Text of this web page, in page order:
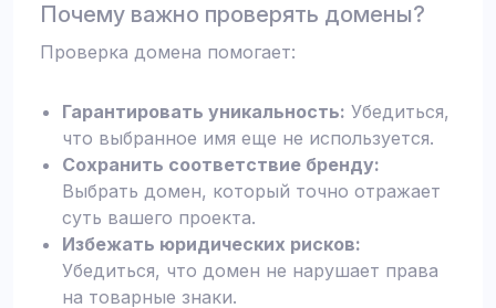
Почему важно проверять домены?
Проверка домена помогает:
Гарантировать уникальность: Убедиться,
что выбранное имя еще не используется.
Сохранить соответствие бренду:
Выбрать домен, который точно отражает
суть вашего проекта.
Избежать юридических рисков:
Убедиться, что домен не нарушает права
на товарные знаки.